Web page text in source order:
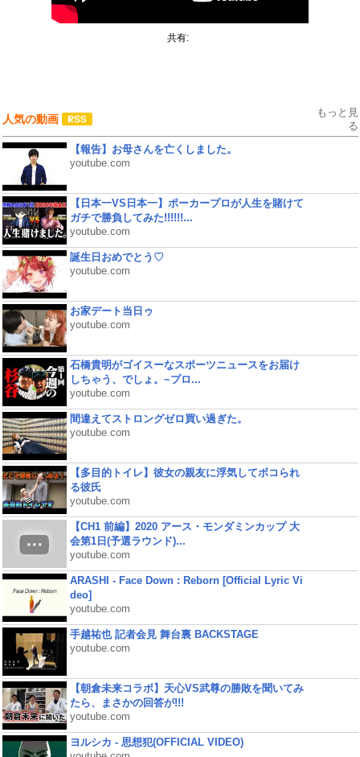
共有:
人気の動画
もっと見
る
【報告】お母さんを亡くしました。
youtube.com
【日本一VS日本一】ポーカープロが人生を賭けて
ガチで勝負してみた!!!!!!...
youtube.com
誕生日おめでとう♡
youtube.com
お家デート当日ゥ
youtube.com
石橋貴明がゴイスーなスポーツニュースをお届け
しちゃう、でしょ。~プロ...
youtube.com
間違えてストロングゼロ買い過ぎた。
youtube.com
【多目的トイレ】彼女の親友に浮気してボコられ
る彼氏
youtube.com
【CH1 前編】2020 アース・モンダミンカップ 大
会第1日(予選ラウンド)...
youtube.com
ARASHI - Face Down : Reborn [Official Lyric Vi
deo]
youtube.com
手越祐也 記者会見 舞台裏 BACKSTAGE
youtube.com
【朝倉未来コラボ】天心VS武尊の勝敗を聞いてみ
たら、まさかの回答が!!!
youtube.com
ヨルシカ - 思想犯(OFFICIAL VIDEO)